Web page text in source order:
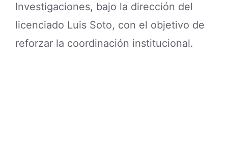
Investigaciones, bajo la dirección del
licenciado Luis Soto, con el objetivo de
reforzar la coordinación institucional.